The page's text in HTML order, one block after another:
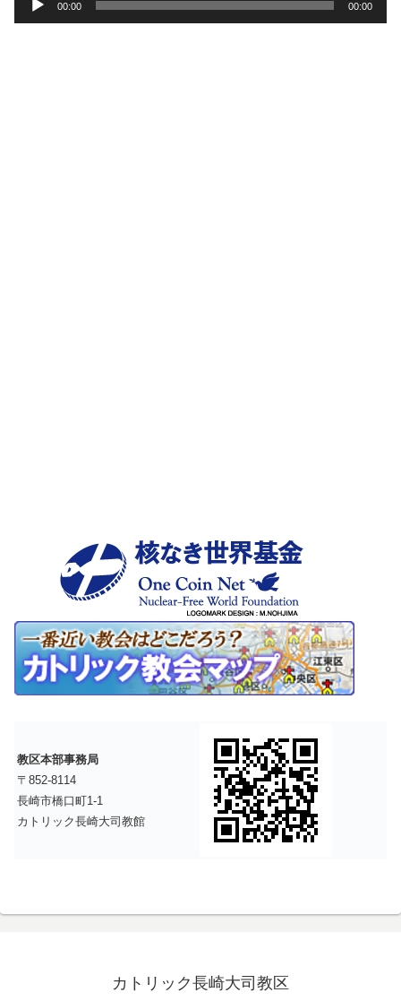
声
00:00 00:00
教区本部事務局
〒852-8114
長崎市橋口町1-1
カトリック長崎大司教館
カトリック長崎大司教区